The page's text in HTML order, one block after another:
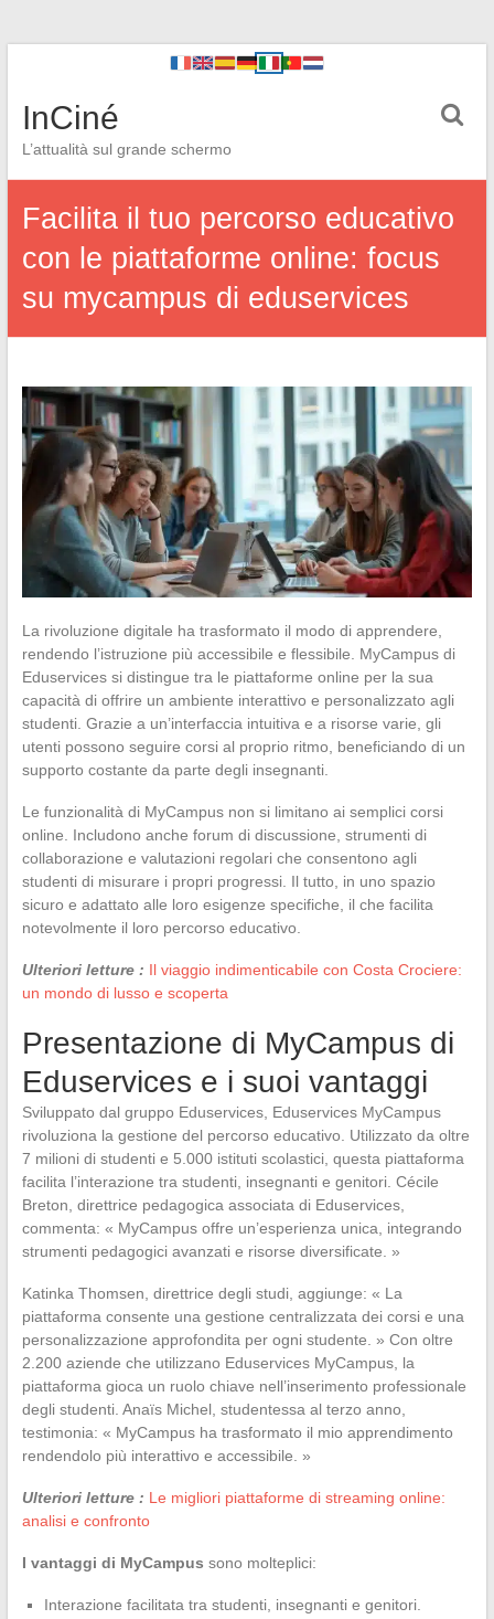
InCiné
L’attualità sul grande schermo
Facilita il tuo percorso educativo
con le piattaforme online: focus
su mycampus di eduservices
La rivoluzione digitale ha trasformato il modo di apprendere,
rendendo l’istruzione più accessibile e flessibile. MyCampus di
Eduservices si distingue tra le piattaforme online per la sua
capacità di offrire un ambiente interattivo e personalizzato agli
studenti. Grazie a un’interfaccia intuitiva e a risorse varie, gli
utenti possono seguire corsi al proprio ritmo, beneficiando di un
supporto costante da parte degli insegnanti.
Le funzionalità di MyCampus non si limitano ai semplici corsi
online. Includono anche forum di discussione, strumenti di
collaborazione e valutazioni regolari che consentono agli
studenti di misurare i propri progressi. Il tutto, in uno spazio
sicuro e adattato alle loro esigenze specifiche, il che facilita
notevolmente il loro percorso educativo.
Ulteriori letture : Il viaggio indimenticabile con Costa Crociere:
un mondo di lusso e scoperta
Presentazione di MyCampus di
Eduservices e i suoi vantaggi
Sviluppato dal gruppo Eduservices, Eduservices MyCampus
rivoluziona la gestione del percorso educativo. Utilizzato da oltre
7 milioni di studenti e 5.000 istituti scolastici, questa piattaforma
facilita l’interazione tra studenti, insegnanti e genitori. Cécile
Breton, direttrice pedagogica associata di Eduservices,
commenta: « MyCampus offre un’esperienza unica, integrando
strumenti pedagogici avanzati e risorse diversificate. »
Katinka Thomsen, direttrice degli studi, aggiunge: « La
piattaforma consente una gestione centralizzata dei corsi e una
personalizzazione approfondita per ogni studente. » Con oltre
2.200 aziende che utilizzano Eduservices MyCampus, la
piattaforma gioca un ruolo chiave nell’inserimento professionale
degli studenti. Anaïs Michel, studentessa al terzo anno,
testimonia: « MyCampus ha trasformato il mio apprendimento
rendendolo più interattivo e accessibile. »
Ulteriori letture : Le migliori piattaforme di streaming online:
analisi e confronto
I vantaggi di MyCampus sono molteplici:
Interazione facilitata tra studenti, insegnanti e genitori.